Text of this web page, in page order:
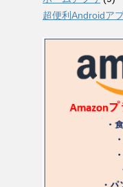
超便利Androidア